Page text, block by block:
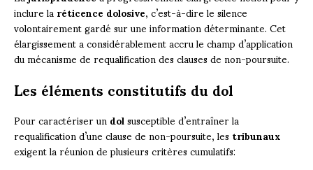
inclure laréticence dolosive, c’est-à-dire le silence
volontairement gardé sur une information déterminante. Cet
élargissement a considérablement accru le champ d’application
du mécanisme de requalification des clauses de non-poursuite.
Les éléments constitutifs du dol
Pour caractériser undolsusceptible d’entraîner la
requalification d’une clause de non-poursuite, lestribunaux
exigent la réunion de plusieurs critères cumulatifs: